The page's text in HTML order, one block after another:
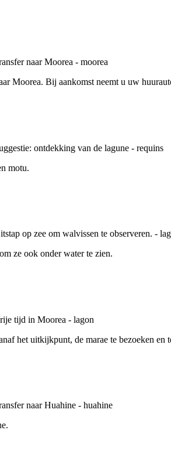
Moorea. Bij aankomst neemt u uw
motu.
ze ook onder water te zien.
het uitkijkpunt, de marae te bezoeken en